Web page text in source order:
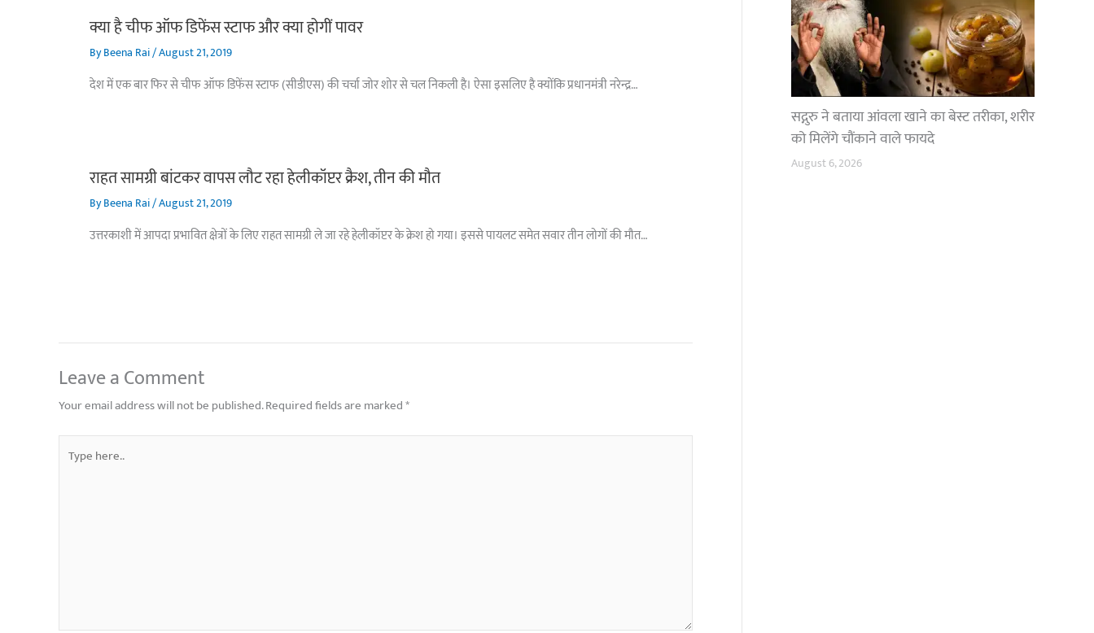
क्या है चीफ ऑफ डिफेंस स्टाफ और क्या होगीं पावर
ByBeena Rai/August 21, 2019
देश में एक बार फिर से चीफ ऑफ डिफेंस स्टाफ (सीडीएस) की चर्चा जोर शोर से चल निकली है। ऐसा इसलिए है क्योंकि प्रधानमंत्री नरेन्द्र…
राहत सामग्री बांटकर वापस लौट रहा हेलीकॉप्टर क्रैश, तीन की मौत
ByBeena Rai/August 21, 2019
उत्तरकाशी में आपदा प्रभावित क्षेत्रों के लिए राहत सामग्री ले जा रहे हेलीकॉप्टर के क्रेश हो गया। इससे पायलट समेत सवार तीन लोगों की मौत…
Leave a Comment
Your email address will not be published.Required fields are marked*
here..
सद्गुरु ने बताया आंवला खाने का बेस्ट तरीका, शरीर
को मिलेंगे चौंकाने वाले फायदे
August 6, 2026